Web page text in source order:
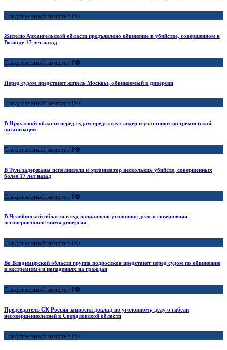
Следственный комитет РФ
Жителю Архангельской области предъявлено обвинение в убийстве, совершенном в
Вологде 17 лет назад
Следственный комитет РФ
Перед судом предстанет житель Москвы, обвиняемый в диверсии
Следственный комитет РФ
В Иркутской области перед судом предстанут лидер и участники экстремистской
организации
Следственный комитет РФ
В Туле задержаны исполнители и организатор нескольких убийств, совершенных
более 17 лет назад
Следственный комитет РФ
В Челябинской области в суд направлено уголовное дело о совершении
несовершеннолетними диверсии
Следственный комитет РФ
Во Владимирской области группа подростков предстанет перед судом по обвинению
в экстремизме и нападениях на граждан
Следственный комитет РФ
Председатель СК России запросил доклад по уголовному делу о гибели
несовершеннолетней в Свердловской области
Следственный комитет РФ